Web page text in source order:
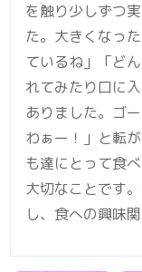
を触り少しずつ
た。大きくなっ
ているね」「ど
れてみたり口に
ありました。ゴ
わぁー！」と転
も達にとって食
大切なことです
し、食への興味